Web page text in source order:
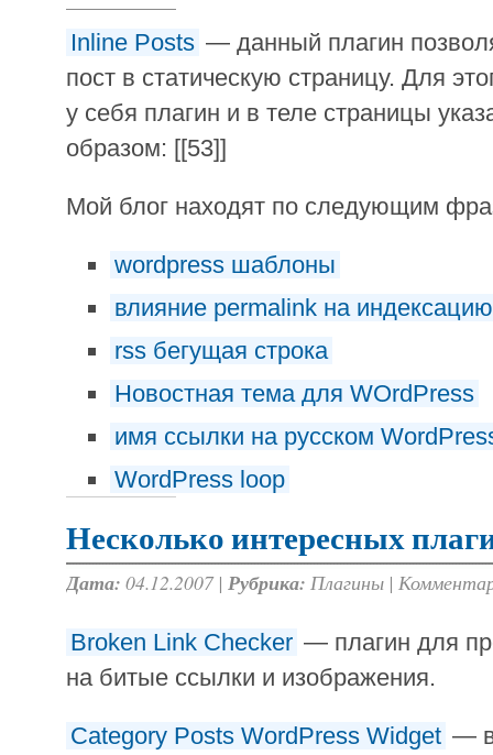
Inline Posts — данный плагин
пост в статическую страницу. Для
у себя плагин и в теле страницы
образом: [[53]]
Мой блог находят по следующим
wordpress шаблоны
влияние permalink на
rss бегущая строка
Новостная тема для WOrdPress
имя ссылки на русском
WordPress loop
Несколько интересных
Дата: 04.12.2007 | Рубрика: Плагины |
Broken Link Checker — плагин для
на битые ссылки и изображения.
Category Posts WordPress Widget —